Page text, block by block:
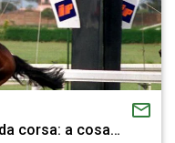
corsa: a cosa…